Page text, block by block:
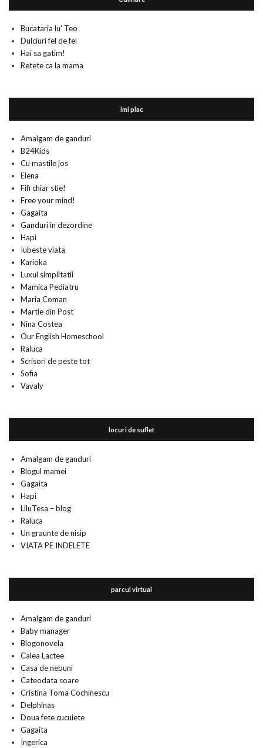
Bucataria lu' Teo
Dulciuri fel de fel
Hai sa gatim!
Retete ca la mama
imi plac
Amalgam de ganduri
B24Kids
Cu mastile jos
Elena
Fifi chiar stie!
Free your mind!
Gagaita
Ganduri in dezordine
Hapi
Iubeste viata
Karioka
Luxul simplitatii
Mamica Pediatru
Maria Coman
Martie din Post
Nina Costea
Our English Homeschool
Raluca
Scrisori de peste tot
Sofia
Vavaly
locuri de suflet
Amalgam de ganduri
Blogul mamei
Gagaita
Hapi
LiluTesa – blog
Raluca
Un graunte de nisip
VIATA PE INDELETE
parcul virtual
Amalgam de ganduri
Baby manager
Blogonovela
Calea Lactee
Casa de nebuni
Cateodata soare
Cristina Toma Cochinescu
Delphinas
Doua fete cucuiete
Gagaita
Ingerica